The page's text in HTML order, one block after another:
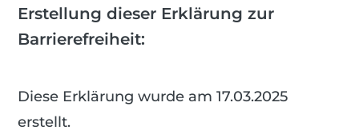
Erstellung dieser Erklärung zur
Barrierefreiheit:
Diese Erklärung wurde am 17.03.2025
erstellt.